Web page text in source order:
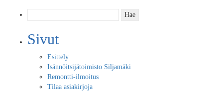
Sivut
Esittely
Isännöitsijätoimisto Siljamäki
Remontti-ilmoitus
Tilaa asiakirjoja